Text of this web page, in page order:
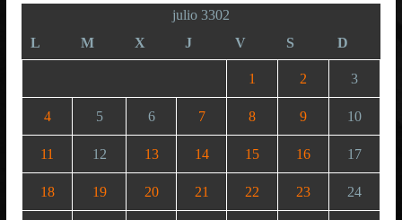
julio 3302
L
M X J V S D
1 2 3
4 5 6 7 8 9 10
11 12 13 14 15 16 17
18 19 20 21 22 23 24